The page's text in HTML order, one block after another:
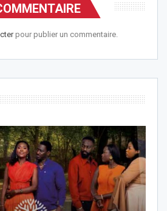
pour publier un commentaire.